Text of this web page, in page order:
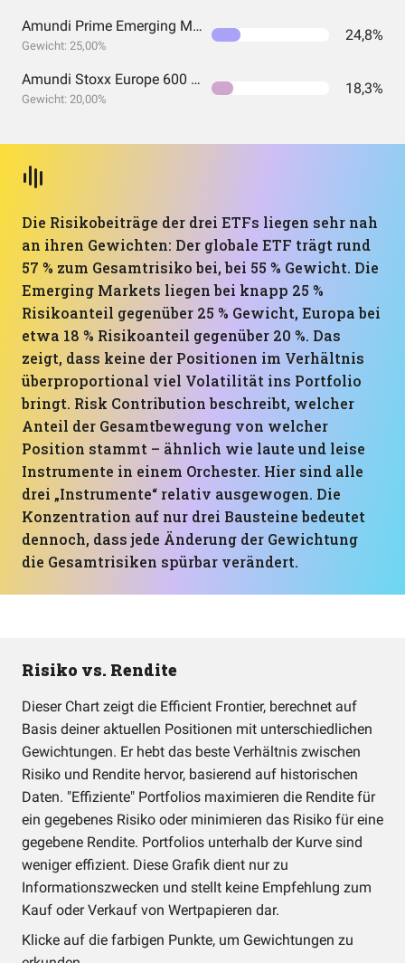
Amundi Prime Emerging Markets UCITS ETF DR (C)
Gewicht: 25,00%
24,8%
Amundi Stoxx Europe 600 UCITS ETF C EUR
Gewicht: 20,00%
18,3%
Die Risikobeiträge der drei ETFs liegen sehr nah
an ihren Gewichten: Der globale ETF trägt rund
57 % zum Gesamtrisiko bei, bei 55 % Gewicht. Die
Emerging Markets liegen bei knapp 25 %
Risikoanteil gegenüber 25 % Gewicht, Europa bei
etwa 18 % Risikoanteil gegenüber 20 %. Das
zeigt, dass keine der Positionen im Verhältnis
überproportional viel Volatilität ins Portfolio
bringt. Risk Contribution beschreibt, welcher
Anteil der Gesamtbewegung von welcher
Position stammt – ähnlich wie laute und leise
Instrumente in einem Orchester. Hier sind alle
drei „Instrumente“ relativ ausgewogen. Die
Konzentration auf nur drei Bausteine bedeutet
dennoch, dass jede Änderung der Gewichtung
die Gesamtrisiken spürbar verändert.
Risiko vs. Rendite
Dieser Chart zeigt die Efficient Frontier, berechnet auf
Basis deiner aktuellen Positionen mit unterschiedlichen
Gewichtungen. Er hebt das beste Verhältnis zwischen
Risiko und Rendite hervor, basierend auf historischen
Daten. "Effiziente" Portfolios maximieren die Rendite für
ein gegebenes Risiko oder minimieren das Risiko für eine
gegebene Rendite. Portfolios unterhalb der Kurve sind
weniger effizient. Diese Grafik dient nur zu
Informationszwecken und stellt keine Empfehlung zum
Kauf oder Verkauf von Wertpapieren dar.
Klicke auf die farbigen Punkte, um Gewichtungen zu